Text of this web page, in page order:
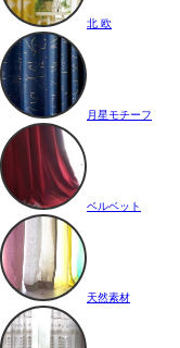
北 欧
月星モチーフ
ベルベット
天然素材